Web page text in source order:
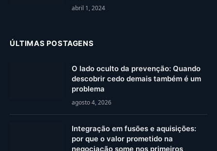
abril 1, 2024
ÚLTIMAS POSTAGENS
O lado oculto da prevenção: Quando
descobrir cedo demais também é um
problema
agosto 4, 2026
Integração em fusões e aquisições:
por que o valor prometido na
negociação some nos primeiros